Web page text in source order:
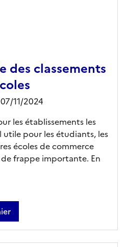
des classements
11/2024
les établissements les
pour les étudiants, les
écoles de commerce
frappe importante. En